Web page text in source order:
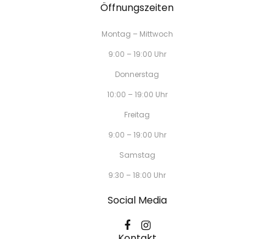
Öffnungszeiten
Montag – Mittwoch
9:00 – 19:00 Uhr
Donnerstag
10:00 – 19:00 Uhr
Freitag
9:00 – 19:00 Uhr
Samstag
9:30 – 18:00 Uhr
Social Media